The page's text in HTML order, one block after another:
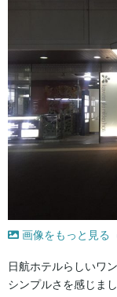
画像をもっと見る
日航ホテルらしいワ
シンプルさを感じまし